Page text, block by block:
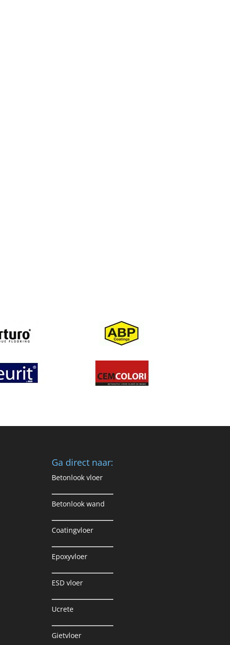
Ga direct naar:
Betonlook vloer
Betonlook wand
Coatingvloer
Epoxyvloer
ESD vloer
Ucrete
Gietvloer